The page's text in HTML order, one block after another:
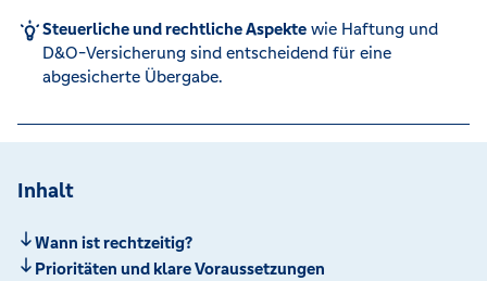
Steuerliche und rechtliche Aspektewie Haftung und
D&O-Versicherung sind entscheidend für eine
abgesicherte Übergabe.
Inhalt
Wann ist rechtzeitig?
Prioritäten und klare Voraussetzungen